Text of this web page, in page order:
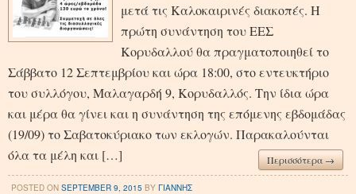
μετά τις Καλοκαιρινές διακοπές. Η
πρώτη συνάντηση του ΕΕΣ
Κορυδαλλού θα πραγματοποιηθεί το
Σάββατο 12 Σεπτεμβρίου και ώρα 18:00, στο εντευκτήριο
του συλλόγου, Μαλαγαρδή 9, Κορυδαλλός. Την ίδια ώρα
και μέρα θα γίνει και η συνάντηση της επόμενης εβδομάδας
(19/09) το Σαβατοκύριακο των εκλογών. Παρακαλούνται
όλα τα μέλη και […]
Περισσότερα →
POSTED ONSEPTEMBER 9, 2015 BYΓΙΑΝΝΗΣ